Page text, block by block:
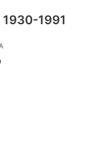
1991